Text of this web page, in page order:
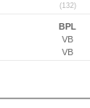
(132)
BPL
VB
VB